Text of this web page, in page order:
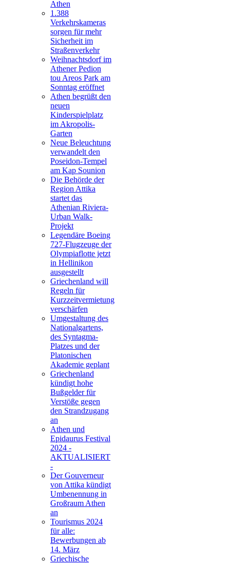
Athen
1.388
Verkehrskameras
sorgen für mehr
Sicherheit im
Straßenverkehr
Weihnachtsdorf im
Athener Pedion
tou Areos Park am
Sonntag eröffnet
Athen begrüßt den
neuen
Kinderspielplatz
im Akropolis-
Garten
Neue Beleuchtung
verwandelt den
Poseidon-Tempel
am Kap Sounion
Die Behörde der
Region Attika
startet das
Athenian Riviera-
Urban Walk-
Projekt
Legendäre Boeing
727-Flugzeuge der
Olympiaflotte jetzt
in Hellinikon
ausgestellt
Griechenland will
Regeln für
Kurzzeitvermietung
verschärfen
Umgestaltung des
Nationalgartens,
des Syntagma-
Platzes und der
Platonischen
Akademie geplant
Griechenland
kündigt hohe
Bußgelder für
Verstöße gegen
den Strandzugang
an
Athen und
Epidaurus Festival
2024 -
AKTUALISIERT
-
Der Gouverneur
von Attika kündigt
Umbenennung in
Großraum Athen
an
Tourismus 2024
für alle:
Bewerbungen ab
14. März
Griechische